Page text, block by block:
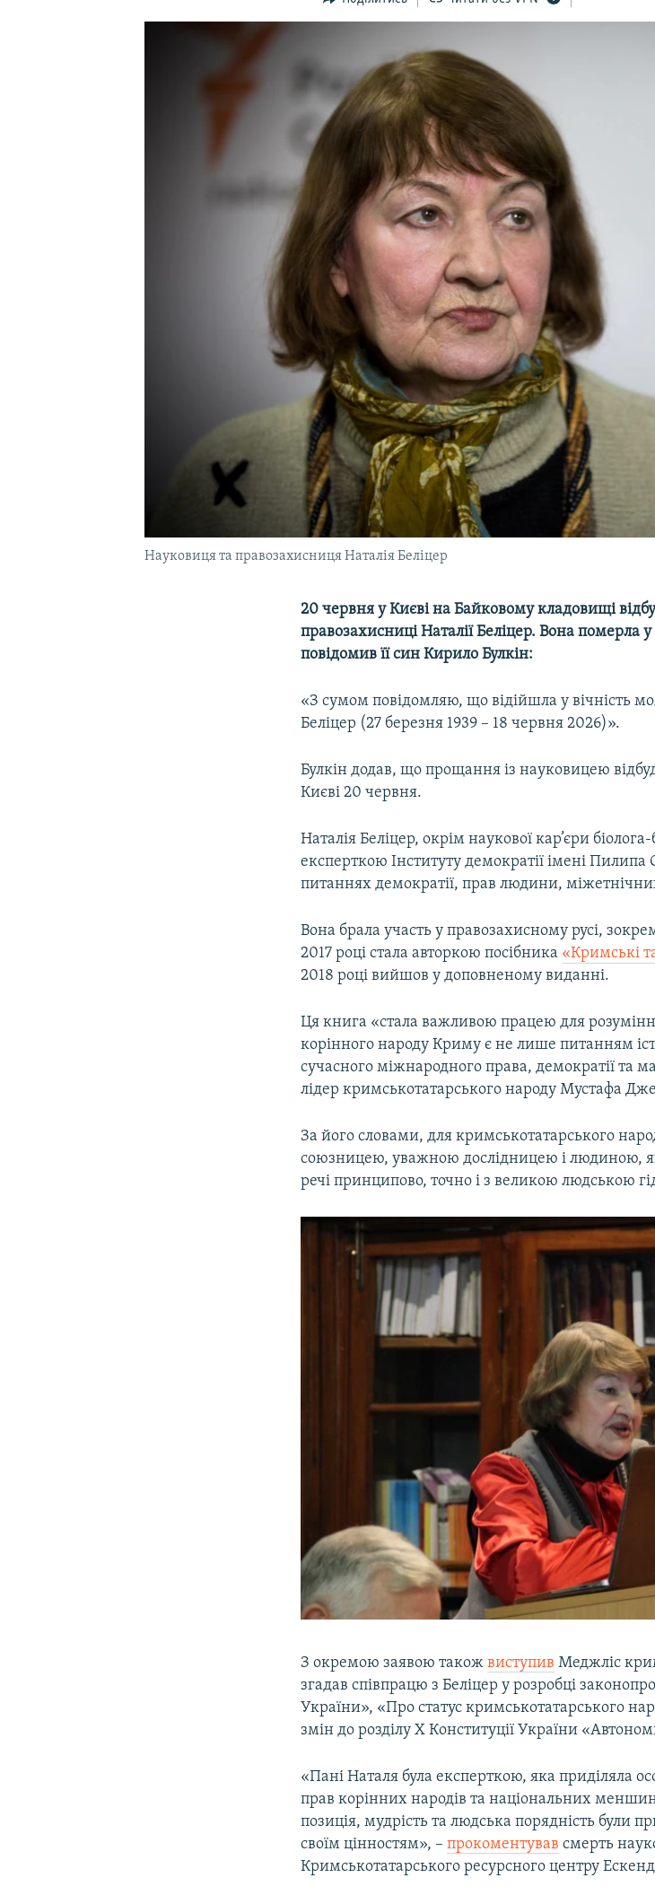
Науковиця та правозахисниця Наталія Беліцер
20 червня у Києві на Байковому кладовищі
правозахисниці Наталії Беліцер. Вона померла
повідомив її син Кирило Булкін:
«З сумом повідомляю, що відійшла у вічність
Беліцер (27 березня 1939 – 18 червня 2026)».
Булкін додав, що прощання із науковицею
Києві 20 червня.
Наталія Беліцер, окрім наукової кар’єри
експерткою Інституту демократії імені Пилипа
питаннях демократії, прав людини,
Вона брала участь у правозахисному русі,
2017 році стала авторкою посібника «Кримські
2018 році вийшов у доповненому виданні.
Ця книга «стала важливою працею для
корінного народу Криму є не лише питанням
сучасного міжнародного права, демократії та
лідер кримськотатарського народу Мустафа
За його словами, для кримськотатарського
союзницею, уважною дослідницею і людиною,
речі принципово, точно і з великою людською
З окремою заявою такожвиступив Меджліс
згадав співпрацю з Беліцер у розробці
України», «Про статус кримськотатарського
змін до розділу Х Конституції України
«Пані Наталя була експерткою, яка приділяла
прав корінних народів та національних
позиція, мудрість та людська порядність були
своїм цінностям», –прокоментував смерть
Кримськотатарського ресурсного центру